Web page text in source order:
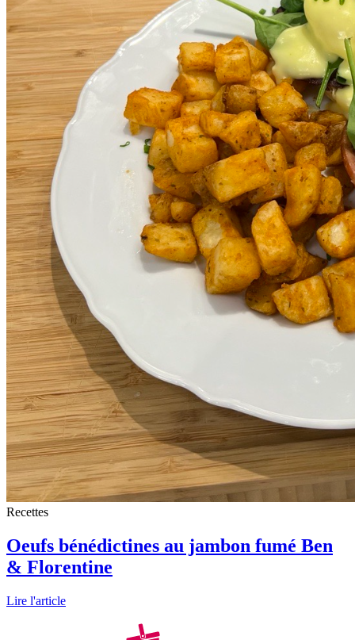
Recettes
Oeufs bénédictines au jambon fumé Ben
& Florentine
Lire l'article